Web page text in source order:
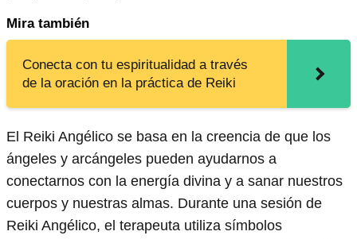
Mira también
Conecta con tu espiritualidad a través
de la oración en la práctica de Reiki
El Reiki Angélico se basa en la creencia de que los
ángeles y arcángeles pueden ayudarnos a
conectarnos con la energía divina y a sanar nuestros
cuerpos y nuestras almas. Durante una sesión de
Reiki Angélico, el terapeuta utiliza símbolos